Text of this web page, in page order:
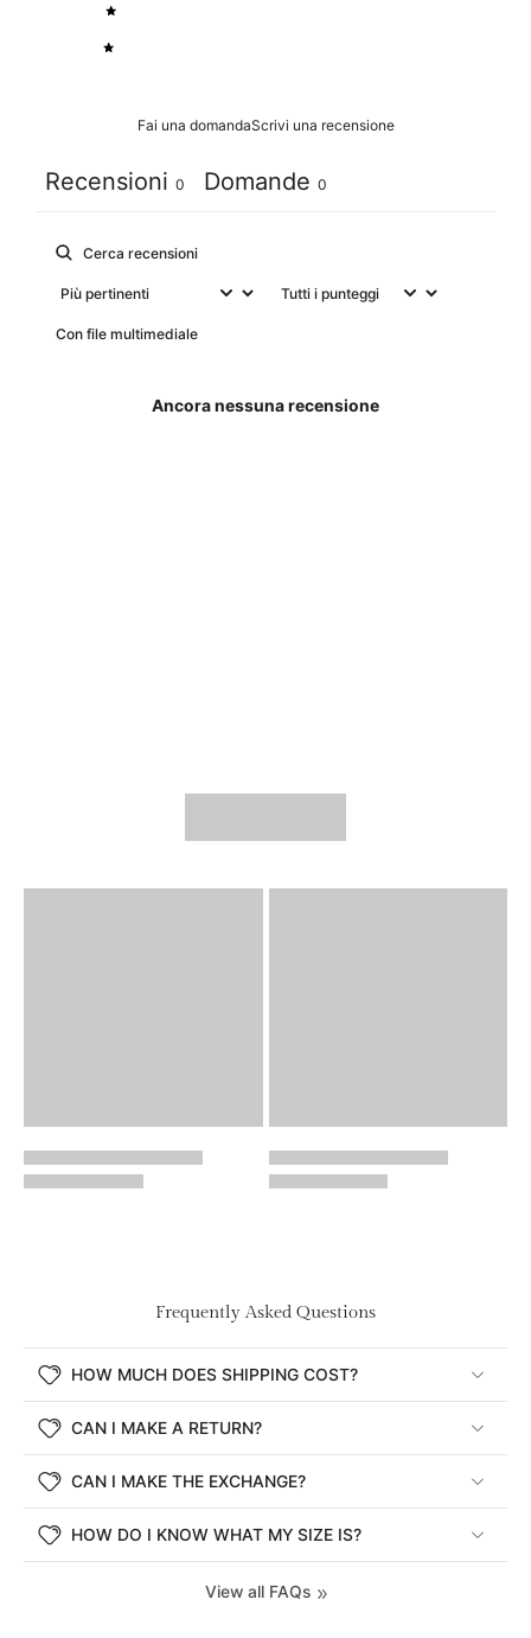
Fai una domandaScrivi una recensione
Recensioni 0 Domande 0
Con file multimediale
Ancora nessuna recensione
Frequently Asked Questions
HOW MUCH DOES SHIPPING COST?
CAN I MAKE A RETURN?
CAN I MAKE THE EXCHANGE?
HOW DO I KNOW WHAT MY SIZE IS?
View all FAQs